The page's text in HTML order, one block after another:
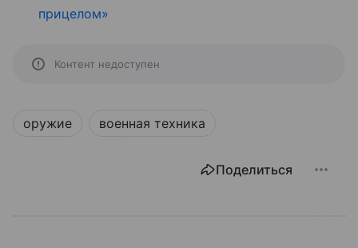
прицелом»
Контент недоступен
оружие военная техника
Поделиться